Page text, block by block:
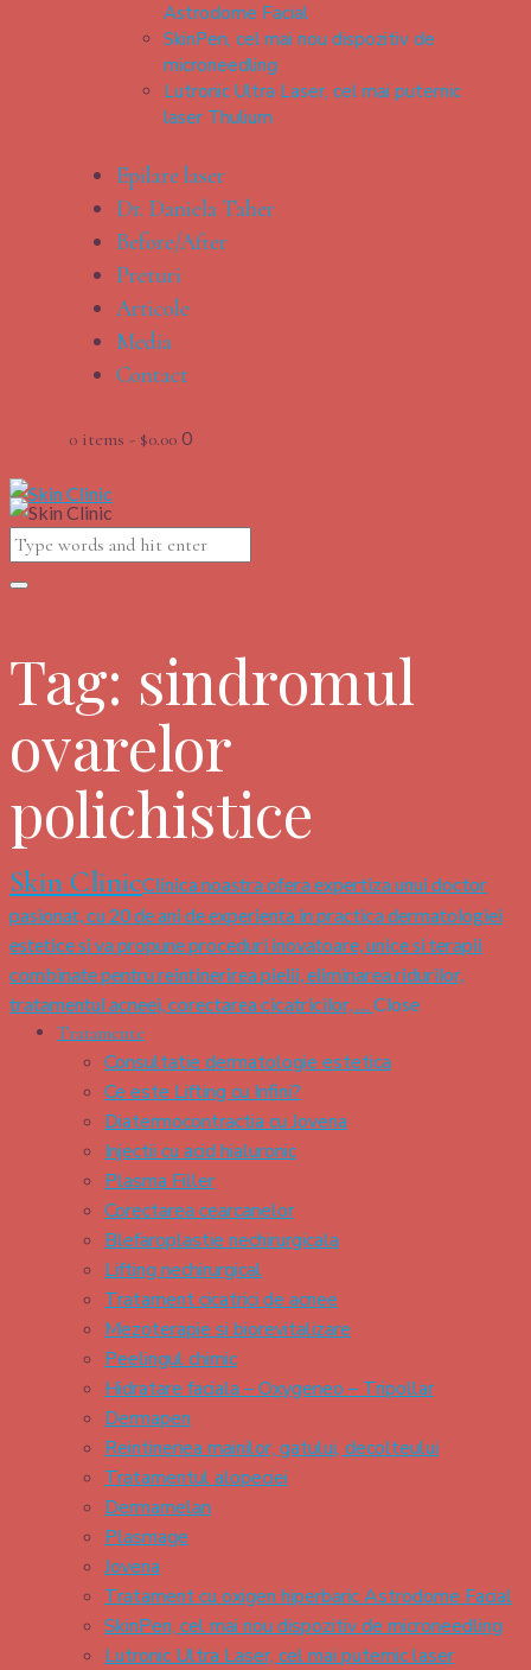
Astrodome Facial
SkinPen, cel mai nou dispozitiv de
microneedling
Lutronic Ultra Laser, cel mai puternic
laser Thulium
Epilare laser
Dr. Daniela Taher
Before/After
Preturi
Articole
Media
Contact
0 items - $0.00 0
Tag: sindromul
ovarelor
polichistice
Skin ClinicClinica noastra ofera expertiza unui doctor
pasionat, cu 20 de ani de experienta in practica dermatologiei
estetice si va propune proceduri inovatoare, unice si terapii
combinate pentru reintinerirea pielii, eliminarea ridurilor,
tratamentul acneei, corectarea cicatricilor, …
Close
Tratamente
Consultatie dermatologie estetica
Ce este Lifting cu Infini?
Diatermocontractia cu Jovena
Injectii cu acid hialuronic
Plasma Filler
Corectarea cearcanelor
Blefaroplastie nechirurgicala
Lifting nechirurgical
Tratament cicatrici de acnee
Mezoterapie si biorevitalizare
Peelingul chimic
Hidratare faciala – Oxygeneo – Tripollar
Dermapen
Reintineriea mainilor, gatului, decolteului
Tratamentul alopeciei
Dermamelan
Plasmage
Jovena
Tratament cu oxigen hiperbaric Astrodome Facial
SkinPen, cel mai nou dispozitiv de microneedling
Lutronic Ultra Laser, cel mai puternic laser